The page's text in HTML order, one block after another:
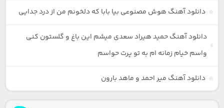
دانلود آهنگ هوش مصنوعی بیا بابا که دلخونم من از درد جدایی
دانلود آهنگ حمید هیراد سعدی میشم این باغ و گلستون کنی
واسم خیام زمانه ام به تو پرت حواسم
دانلود آهنگ میر احمد و ماهد بارون